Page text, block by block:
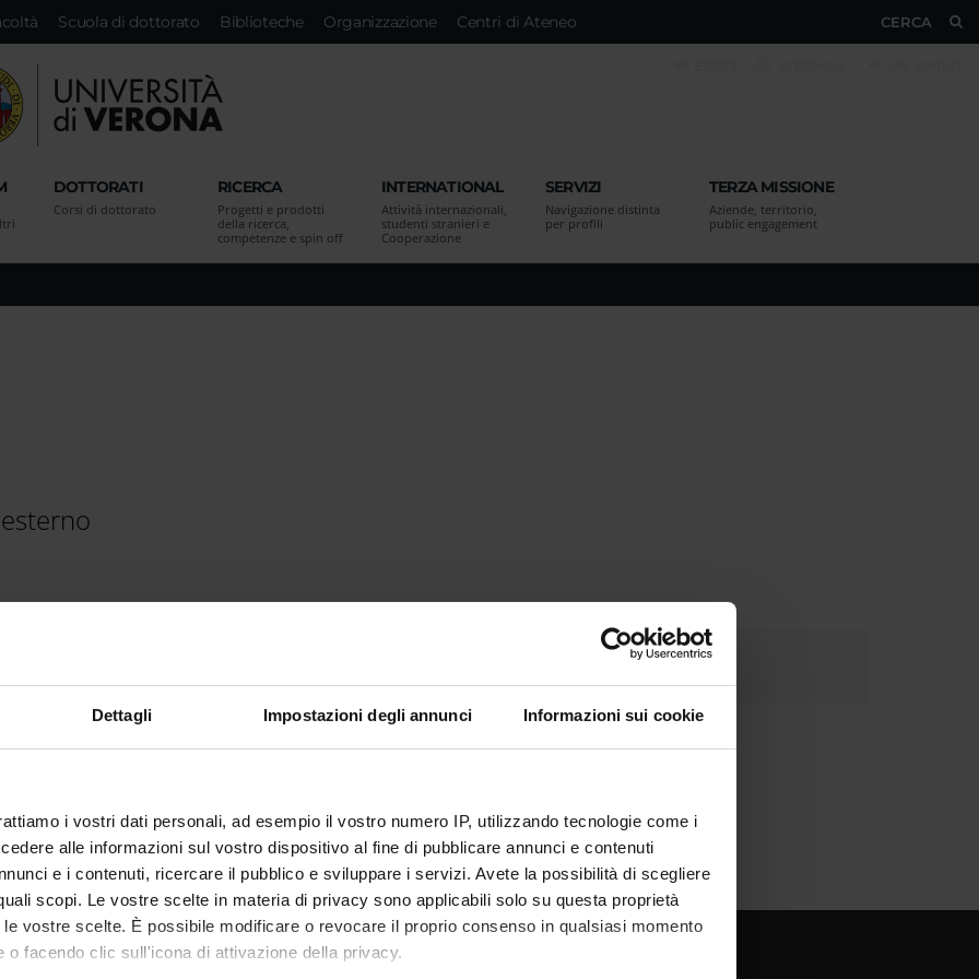
Dettagli Impostazioni degli annunci Informazioni sui cookie
i vostri dati personali, ad esempio il vostro numero IP, utilizzando tecnologie come i
alle informazioni sul vostro dispositivo al fine di pubblicare annunci e contenuti
e i contenuti, ricercare il pubblico e sviluppare i servizi. Avete la possibilità di scegliere
scopi. Le vostre scelte in materia di privacy sono applicabili solo su questa proprietà
vostre scelte. È possibile modificare o revocare il proprio consenso in qualsiasi momento
o facendo clic sull'icona di attivazione della privacy.
CERCA
Scuola di dottorato Biblioteche Organizzazione Centri di Ateneo
DOTTORATI
Corsi di dottorato
RICERCA
Progetti e prodotti
della ricerca,
competenze e spin off
INTERNATIONAL
Attività internazionali,
studenti stranieri e
Cooperazione
SERVIZI
Navigazione distinta
per profili
TERZA MISSIONE
Aziende, territorio,
public engagement